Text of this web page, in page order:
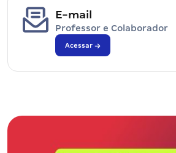
E-mail
Professor e Colaborador
Acessar